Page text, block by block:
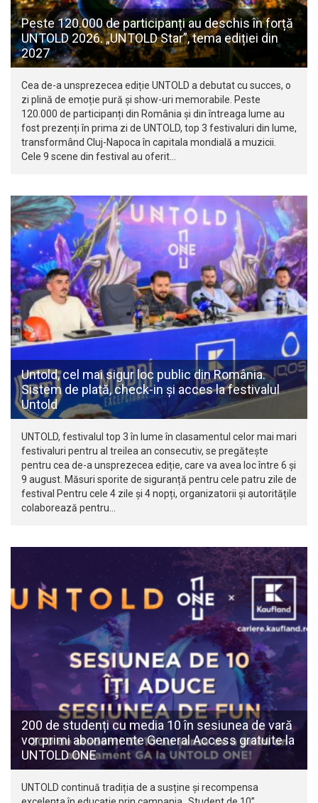
Peste 120.000 de participanți au deschis în forță
UNTOLD 2026. „UNTOLD Star”, tema ediției din
2027
Cea de-a unsprezecea ediție UNTOLD a debutat cu succes, o
zi plină de emoție pură și show-uri memorabile. Peste
120.000 de participanți din România și din întreaga lume au
fost prezenți în prima zi de UNTOLD, top 3 festivaluri din lume,
transformând Cluj-Napoca în capitala mondială a muzicii.
Cele 9 scene din festival au oferit…
Untold, cel mai sigur loc public din România.
Sistem de plată, check-in și acces la festivalul
Untold
UNTOLD, festivalul top 3 în lume în clasamentul celor mai mari
festivaluri pentru al treilea an consecutiv, se pregătește
pentru cea de-a unsprezecea ediție, care va avea loc între 6 și
9 august. Măsuri sporite de siguranță pentru cele patru zile de
festival Pentru cele 4 zile și 4 nopți, organizatorii și autoritățile
colaborează pentru…
200 de studenți cu media 10 în sesiunea de vară
vor primi abonamente General Access gratuite la
UNTOLD ONE
UNTOLD continuă tradiția de a susține și recompensa